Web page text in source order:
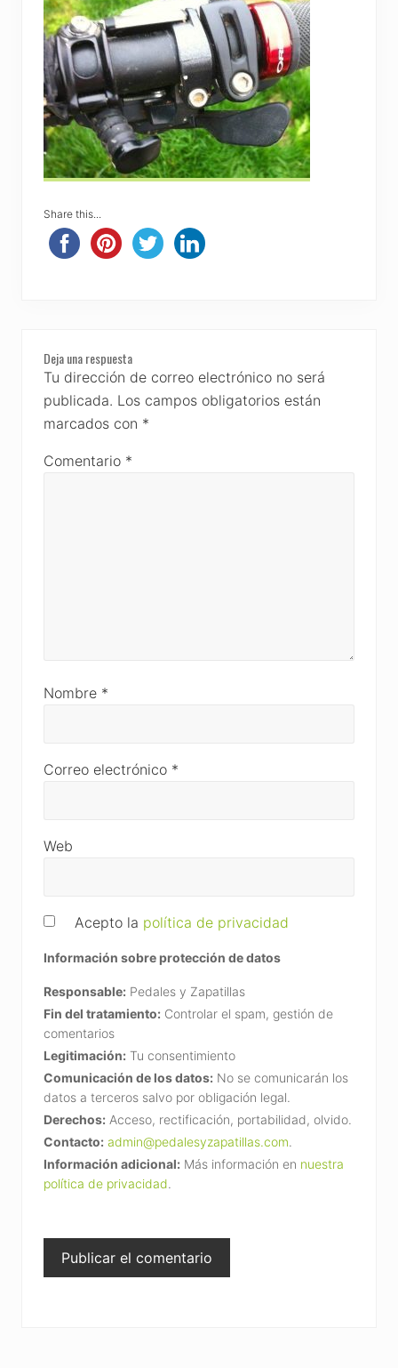
Share this...
Reader
Interactions
Deja una respuesta
Tu dirección de correo electrónico no será
publicada. Los campos obligatorios están
marcados con *
Comentario *
Nombre *
Correo electrónico *
Web
Acepto la política de privacidad
Información sobre protección de datos
Responsable: Pedales y Zapatillas
Fin del tratamiento: Controlar el spam, gestión de
comentarios
Legitimación: Tu consentimiento
Comunicación de los datos: No se comunicarán los
datos a terceros salvo por obligación legal.
Derechos: Acceso, rectificación, portabilidad, olvido.
Contacto: admin@pedalesyzapatillas.com.
Información adicional: Más información en nuestra
política de privacidad.